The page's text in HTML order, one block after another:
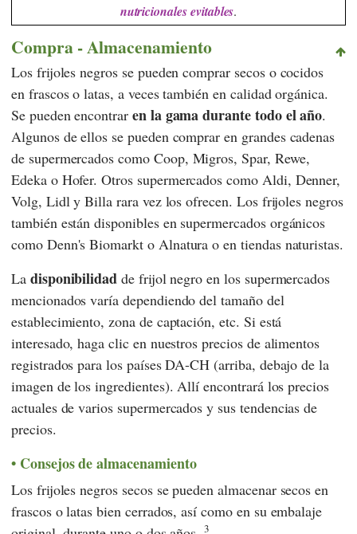
nutricionales evitables.
Compra - Almacenamiento
Los frijoles negros se pueden comprar secos o cocidos
en frascos o latas, a veces también en calidad orgánica.
Se pueden encontrar en la gama durante todo el año.
Algunos de ellos se pueden comprar en grandes cadenas
de supermercados como Coop, Migros,Spar, Rewe,
Edekao Hofer. Otros supermercados como Aldi, Denner,
Volg, LidlyBilla rara vez los ofrecen. Los frijoles negros
también están disponibles en supermercados orgánicos
como Denn's Biomarkto Alnatura o en tiendas naturistas.
La disponibilidad de frijol negro en los supermercados
mencionados varía dependiendo del tamaño del
establecimiento, zona de captación, etc. Si está
interesado, haga clic en nuestros precios de alimentos
registrados para los países DA-CH (arriba, debajo de la
imagen de los ingredientes). Allí encontrará los precios
actuales de varios supermercados y sus tendencias de
precios.
Consejos de almacenamiento
Los frijoles negros secos se pueden almacenar secos en
frascos o latas bien cerrados, así como en su embalaje
3